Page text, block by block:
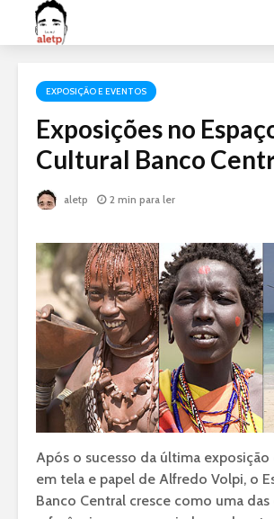
EXPOSIÇÃO E EVENTOS
Exposições no
Cultural Banco
aletp 2 min para ler
Após o sucesso da última
em tela e papel de Alfredo Volpi, o
Banco Central cresce como uma